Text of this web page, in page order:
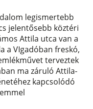
legismertebb
jelentősebb köztéri
Attila utca van a
a VIgadóban freskó,
terveztek
ma záruló Attila-
kapcsolódó